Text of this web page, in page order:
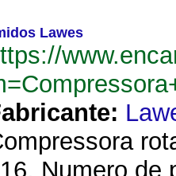
Lawes
Numero de